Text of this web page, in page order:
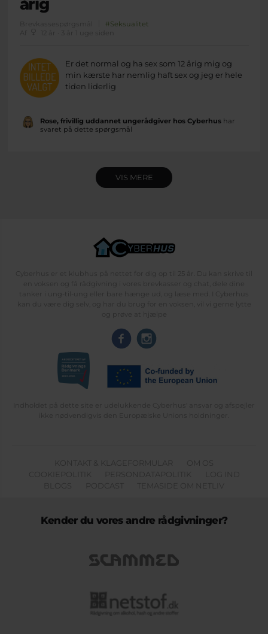
årig
Brevkassespørgsmål
#Seksualitet
Af
Er det normal og ha sex som 12 årig mig og
min kærste har nemlig haft sex og jeg er hele
tiden liderlig
Rose, frivillig uddannet ungerådgiver hos Cyberhushar
svaret på dette spørgsmål
VIS MERE
Cyberhus er et klubhus på nettet for dig op til 25 år. Du kan skrive til
en voksen og få rådgivning i vores brevkasser og chat, dele dine
tanker i ung-til-ung eller bare hænge ud, og læse med. I Cyberhus
kan du være dig selv, og har du brug for en voksen, vil vi gerne lytte
og prøve at hjælpe
Indholdet på dette site er udelukkende Cyberhus' ansvar og afspejler
ikke nødvendigvis den Europæiske Unions holdninger.
KONTAKT & KLAGEFORMULAR
OM OS
COOKIEPOLITIK
PERSONDATAPOLITIK
LOG IND
BLOGS
PODCAST TEMASIDE OM NETLIV
Kender du vores andre rådgivninger?